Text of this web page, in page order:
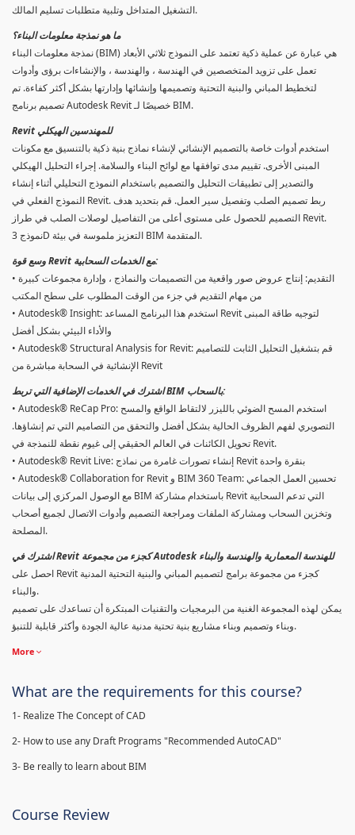
التشغيل المتداخل وتلبية متطلبات تسليم المالك.
ما هو نمذجة معلومات البناء؟
نمذجة معلومات البناء (BIM) هي عبارة عن عملية ذكية تعتمد على النموذج ثلاثي الأبعاد
تعمل على تزويد المتخصصين في الهندسة ، والهندسة ، والإنشاءات برؤى وأدوات
لتخطيط المباني والبنية التحتية وتصميمها وإنشائها وإدارتها بشكل أكثر كفاءة. تم
تصميم برنامج Autodesk Revit خصيصًا لـ BIM.
Revit للمهندسين الهيكلي
استخدم أدوات خاصة بالتصميم الإنشائي لإنشاء نماذج بنية ذكية بالتنسيق مع مكونات
المبنى الأخرى. تقييم مدى توافقها مع لوائح البناء والسلامة. إجراء التحليل الهيكلي
والتصدير إلى تطبيقات التحليل والتصميم باستخدام النموذج التحليلي أثناء إنشاء
النموذج الفعلي في Revit. ربط تصميم الصلب وتفصيل سير العمل. قم بتحديد هدف
التصميم للحصول على مستوى أعلى من التفاصيل لوصلات الصلب في طراز Revit.
نموذج 3D التعزيز ملموسة في بيئة BIM المتقدمة.
وسع قوة Revit مع الخدمات السحابية:
• التقديم: إنتاج عروض صور واقعية من التصميمات والنماذج ، وإدارة مجموعات كبيرة
من مهام التقديم في جزء من الوقت المطلوب على سطح المكتب
• Autodesk® Insight: استخدم هذا البرنامج المساعد Revit لتوجيه طاقة المبنى
والأداء البيئي بشكل أفضل
• Autodesk® Structural Analysis for Revit: قم بتشغيل التحليل الثابت للتصاميم
الإنشائية في السحابة مباشرة من Revit
اشترك في الخدمات الإضافية التي تربط BIM بالسحاب:
• Autodesk® ReCap Pro: استخدم المسح الضوئي بالليزر لالتقاط الواقع والمسح
التصويري لفهم الظروف الحالية بشكل أفضل والتحقق من التصاميم التي تم إنشاؤها.
تحويل الكائنات في العالم الحقيقي إلى غيوم نقطة للنمذجة في Revit.
• Autodesk® Revit Live: إنشاء تصورات غامرة من نماذج Revit بنقرة واحدة
• Autodesk® Collaboration for Revit و BIM 360 Team: تحسين العمل الجماعي
مع الوصول المركزي إلى بيانات BIM باستخدام مشاركة Revit التي تدعم السحابية
وتخزين السحاب ومشاركة الملفات ومراجعة التصميم وأدوات الاتصال لجميع أصحاب
المصلحة.
اشترك في Revit كجزء من مجموعة Autodesk للهندسة المعمارية والهندسة والبناء
احصل على Revit كجزء من مجموعة برامج لتصميم المباني والبنية التحتية المدنية
والبناء.
يمكن لهذه المجموعة الغنية من البرمجيات والتقنيات المبتكرة أن تساعدك على تصميم
وبناء وتصميم وبناء مشاريع بنية تحتية مدنية عالية الجودة وأكثر قابلية للتنبؤ.
More
What are the requirements for this course?
1- Realize The Concept of CAD
2- How to use any Draft Programs "Recommended AutoCAD"
3- Be really to learn about BIM
Course Review